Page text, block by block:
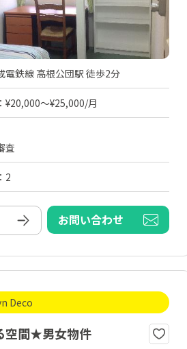
電鉄線 高根公団駅 徒歩2分
¥20,000～¥25,000/月
査
2
お問い合わせ
Deco
空間★男女物件